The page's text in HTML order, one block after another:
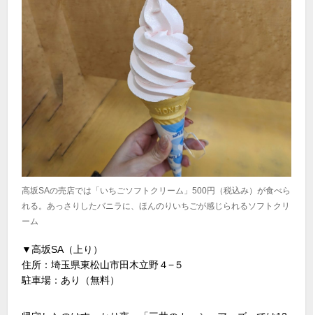
高坂SAの売店では「いちごソフトクリーム」500円（税込み）が食べら
れる。あっさりしたバニラに、ほんのりいちごが感じられるソフトクリ
ーム
▼高坂SA（上り）
住所：埼玉県東松山市田木立野４−５
駐車場：あり（無料）